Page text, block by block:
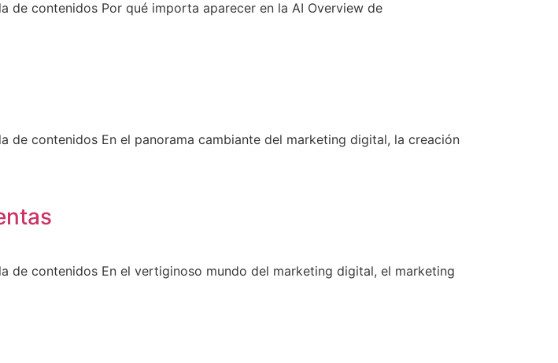
de contenidos Por qué importa aparecer en la AI Overview de
de contenidos En el panorama cambiante del marketing digital, la creación
de contenidos En el vertiginoso mundo del marketing digital, el marketing